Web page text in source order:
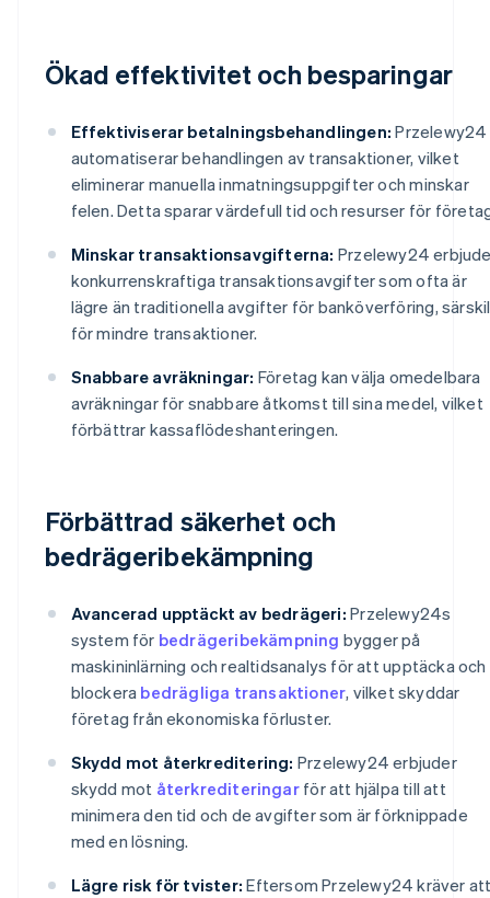
Ökad effektivitet och besparingar
Effektiviserar betalningsbehandlingen: Przelewy24
automatiserar behandlingen av transaktioner, vilket
eliminerar manuella inmatningsuppgifter och minskar
felen. Detta sparar värdefull tid och resurser för
Minskar transaktionsavgifterna: Przelewy24
konkurrenskraftiga transaktionsavgifter som ofta är
lägre än traditionella avgifter för banköverföring,
för mindre transaktioner.
Snabbare avräkningar: Företag kan välja omedelbara
avräkningar för snabbare åtkomst till sina medel, vilket
förbättrar kassaflödeshanteringen.
Förbättrad säkerhet och
bedrägeribekämpning
Avancerad upptäckt av bedrägeri: Przelewy24s
system för bedrägeribekämpning bygger på
maskininlärning och realtidsanalys för att upptäcka och
blockera bedrägliga transaktioner, vilket skyddar
företag från ekonomiska förluster.
Skydd mot återkreditering: Przelewy24 erbjuder
skydd mot återkrediteringarför att hjälpa till att
minimera den tid och de avgifter som är förknippade
med en lösning.
Lägre risk för tvister: Eftersom Przelewy24 kräver